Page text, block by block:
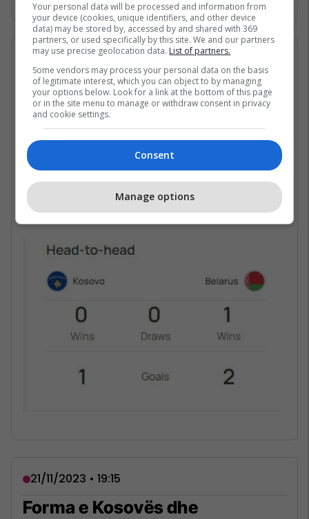
21/11/2023 • 19:28
Ndeshja mes Kosovës dhe
Bjellorusisë
Kosova dhe Bjellorusia kanë luajtur vetëm një
herë mes vete në ndeshjet e parë kualifikuese
për Euro 2024.
Takimi i zhvilluar në qershor 2023 përfundoi
me fitoren 2-1 të Bjellorusisë.
21/11/2023 • 19:15
Forma e Kosovës dhe
Your personal data will be processed and information from
your device (cookies, unique identifiers, and other device
data) may be stored by, accessed by and shared with 369
partners, or used specifically by this site. We and our partners
may use precise geolocation data. List of partners.
Some vendors may process your personal data on the basis
of legitimate interest, which you can object to by managing
your options below. Look for a link at the bottom of this page
or in the site menu to manage or withdraw consent in privacy
and cookie settings.
Consent
Manage options